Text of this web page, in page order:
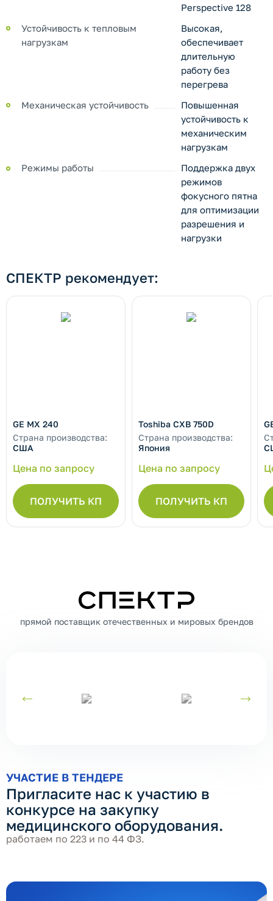
Perspective 128
Устойчивость к тепловым
нагрузкам
Высокая,
обеспечивает
длительную
работу без
перегрева
Механическая устойчивость
Повышенная
устойчивость к
механическим
нагрузкам
Режимы работы
Поддержка двух
режимов
фокусного пятна
для оптимизации
разрешения и
нагрузки
СПЕКТР рекомендует:
GE MX 240
Страна производства:
США
Цена по запросу
ПОЛУЧИТЬ КП
Toshiba CXB 750D
Страна производства:
Япония
Цена по запросу
ПОЛУЧИТЬ КП
СПЕКТР
прямой поставщик отечественных и мировых брендов
УЧАСТИЕ В ТЕНДЕРЕ
Пригласите нас к участию в
конкурсе на закупку
медицинского оборудования.
работаем по 223 и по 44 ФЗ.